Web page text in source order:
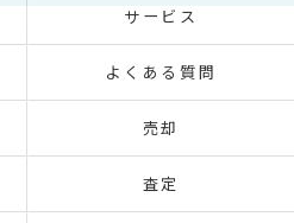
サービス
よくある質問
売却
査定